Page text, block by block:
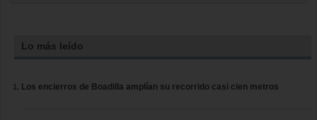
Lo más leído
Los encierros de Boadilla amplían su recorrido casi cien metros